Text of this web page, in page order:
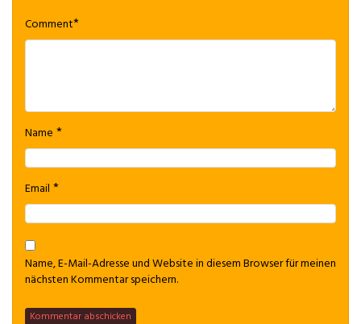
Comment*
Name *
Email *
Name, E-Mail-Adresse und Website in diesem Browser für meinen
nächsten Kommentar speichern.